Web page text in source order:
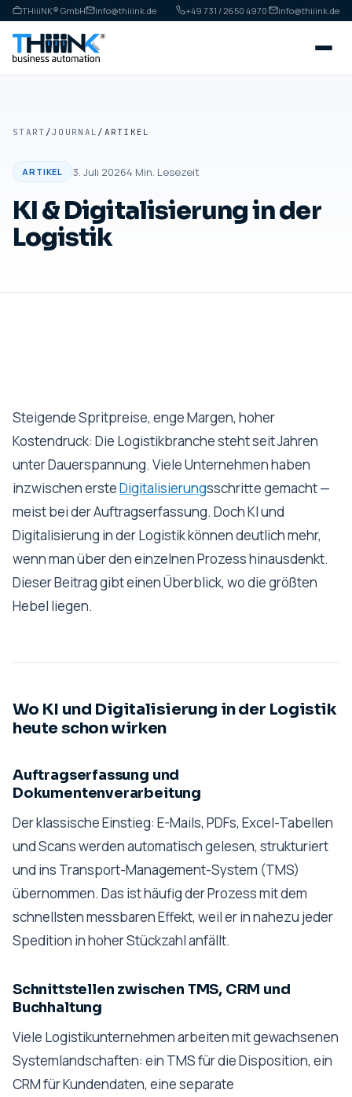
THiiiNK® GmbH info@thiiink.de +49 731 / 2650 4970· info@thiiink.de
START /JOURNAL / ARTIKEL
ARTIKEL 3. Juli 20264 Min. Lesezeit
KI & Digitalisierung in der
Logistik
Steigende Spritpreise, enge Margen, hoher
Kostendruck: Die Logistikbranche steht seit Jahren
unter Dauerspannung. Viele Unternehmen haben
inzwischen ersteDigitalisierungsschritte gemacht —
meist bei der Auftragserfassung. Doch KI und
Digitalisierung in der Logistik können deutlich mehr,
wenn man über den einzelnen Prozess hinausdenkt.
Dieser Beitrag gibt einen Überblick, wo die größten
Hebel liegen.
Wo KI und Digitalisierung in der Logistik
heute schon wirken
Auftragserfassung und
Dokumentenverarbeitung
Der klassische Einstieg: E-Mails, PDFs, Excel-Tabellen
und Scans werden automatisch gelesen, strukturiert
und ins Transport-Management-System (TMS)
übernommen. Das ist häufig der Prozess mit dem
schnellsten messbaren Effekt, weil er in nahezu jeder
Spedition in hoher Stückzahl anfällt.
Schnittstellen zwischen TMS, CRM und
Buchhaltung
Viele Logistikunternehmen arbeiten mit gewachsenen
Systemlandschaften: ein TMS für die Disposition, ein
CRM für Kundendaten, eine separate